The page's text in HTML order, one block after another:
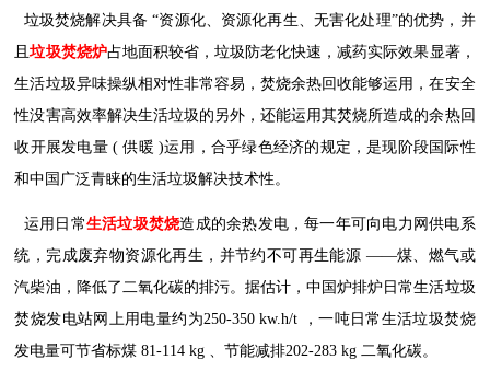
垃圾焚烧解决具备 “资源化、资源化再生、无害化处理”的优势，并
且垃圾焚烧炉占地面积较省，垃圾防老化快速，减药实际效果显著，
生活垃圾异味操纵相对性非常容易，焚烧余热回收能够运用，在安全
性没害高效率解决生活垃圾的另外，还能运用其焚烧所造成的余热回
收开展发电量 ( 供暖 )运用，合乎绿色经济的规定，是现阶段国际性
和中国广泛青睐的生活垃圾解决技术性。
运用日常生活垃圾焚烧造成的余热发电，每一年可向电力网供电系
统，完成废弃物资源化再生，并节约不可再生能源 ——煤、燃气或
汽柴油，降低了二氧化碳的排污。据估计，中国炉排炉日常生活垃圾
焚烧发电站网上用电量约为250-350 kw.h/t
，一吨日常生活垃圾焚烧
发电量可节省标煤 81-114 kg 、节能减排202-283 kg 二氧化碳。